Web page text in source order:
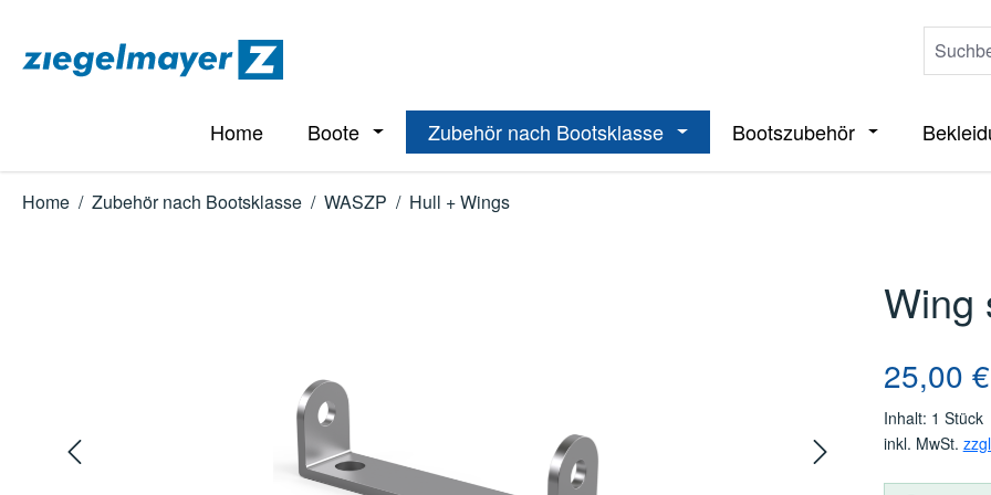
Home Boote Öffne oder Schließe das Dropdown der Kategorie Boote
Zubehör nach Bootsklasse Öffne oder Schließe das Dropdown
Bootszubehör Öffne oder
Home / Zubehör nach Bootsklasse / WASZP / Hull + Wings
Wing
Regulärer
25,00 €
Inhalt: 1 Stück
inkl. MwSt.